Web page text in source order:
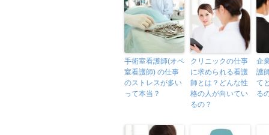
手術室看護師(オペ
室看護師) の仕事
のストレスが多い
って本当？
クリニックの仕事
に求められる看護
師とは？どんな性
格の人が向いてい
るの？
企
護
て
る